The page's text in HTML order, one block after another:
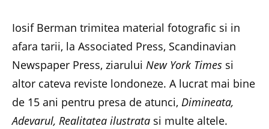
Iosif Berman trimitea material fotografic si in
afara tarii, la Associated Press, Scandinavian
Newspaper Press, ziarului New York Times si
altor cateva reviste londoneze. A lucrat mai bine
de 15 ani pentru presa de atunci, Dimineata,
Adevarul, Realitatea ilustrata si multe altele.